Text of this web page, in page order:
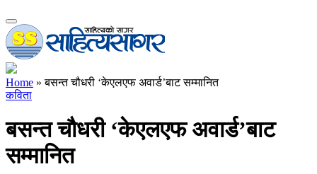
Home »बसन्त चौधरी ‘केएलएफ अवार्ड’बाट सम्मानित
कविता
बसन्त चौधरी ‘केएलएफ अवार्ड’बाट
सम्मानित